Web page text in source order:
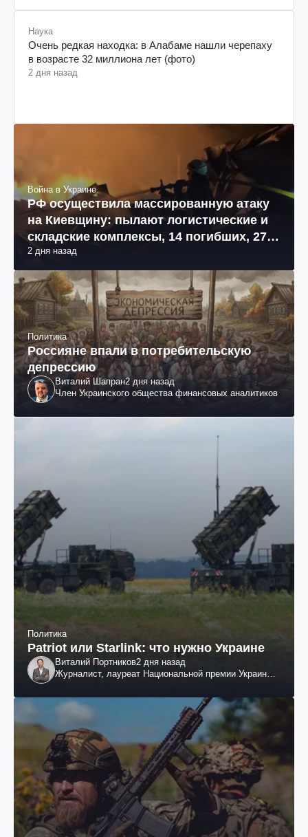
Наука
Очень редкая находка: в Алабаме нашли черепаху
в возрасте 32 миллиона лет (фото)
2 дня назад
Война в Украине
РФ осуществила массированную атаку
на Киевщину: пылают логистические и
складские комплексы, 14 погибших, 27
раненых (фото, видео)
2 дня назад
Политика
Россияне впали в потребительскую
депрессию
Виталий Шапран2 дня назад
Член Украинского общества финансовых аналитиков
Политика
Patriot или Starlink: что нужно Украине
Виталий Портников2 дня назад
Журналист, лауреат Национальной премии Украины